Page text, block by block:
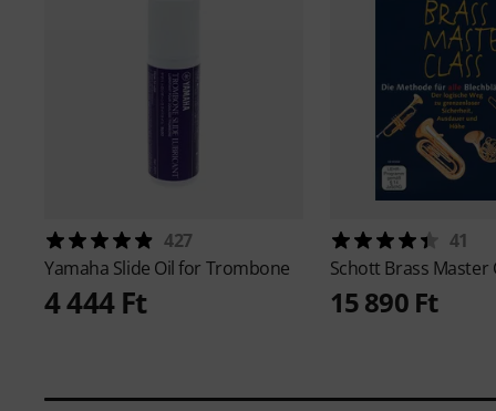
427
Yamaha Slide Oil for Trombone
4 444 Ft
41
Schott Brass Master
15 890 Ft